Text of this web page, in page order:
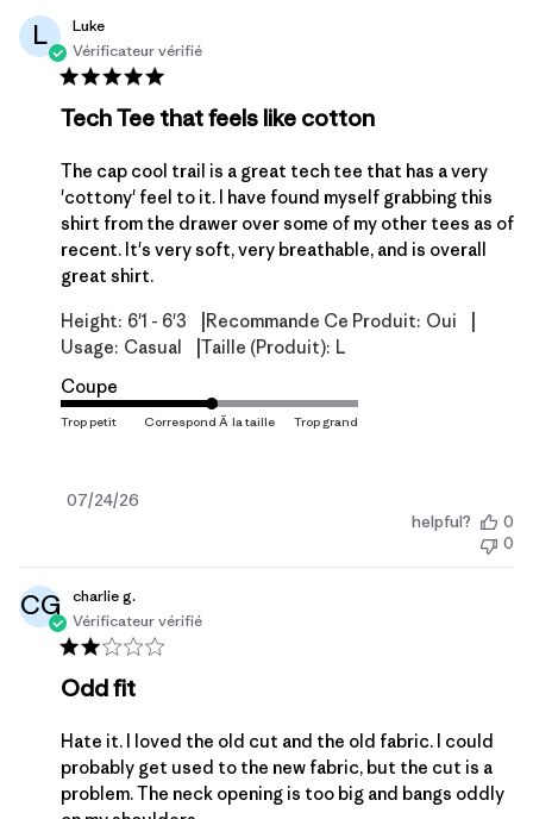
L
Luke
Vérificateur vérifié
Tech Tee that feels like cotton
The cap cool trail is a great tech tee that has a very
'cottony' feel to it. I have found myself grabbing this
shirt from the drawer over some of my other tees as of
recent. It's very soft, very breathable, and is overall
great shirt.
Height: 6'1 - 6'3 Recommande Ce Produit: Oui
Usage: Casual Taille (produit): L
Coupe
Date
07/24/26
helpful?
0
0
CG
charlie g.
Vérificateur vérifié
Odd fit
Hate it. I loved the old cut and the old fabric. I could
probably get used to the new fabric, but the cut is a
problem. The neck opening is too big and bangs oddly